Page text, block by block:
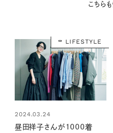
こちらも
LIFESTYLE
2024.03.24
昼田祥子さんが1000着